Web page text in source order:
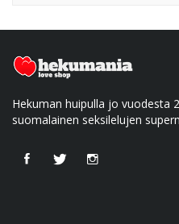
Hekuman huipulla jo vuodesta
suomalainen seksilelujen